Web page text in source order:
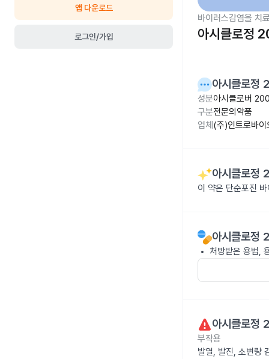
앱 다운로드
로그인/가입
바이러스감염을 치
아시클로정
아시클로
성분아시클로버
구분전문의약품
업체 (주)인트로바이
아시클로
이 약은 단순포진
아시클로
처방받은 용법,
아시클로
부작용
발열, 발진, 소변량